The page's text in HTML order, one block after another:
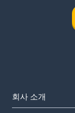
회사 소개